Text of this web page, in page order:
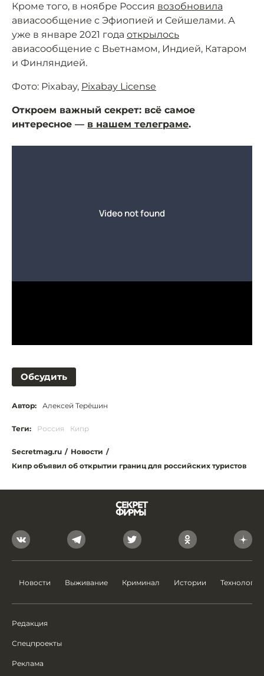
Кроме того, в ноябре Россия возобновила
авиасообщение с Эфиопией и Сейшелами. А
уже в январе 2021 года открылось
авиасообщение с Вьетнамом, Индией, Катаром
и Финляндией.
Фото: Pixabay, Pixabay License
Откроем важный секрет: всё самое
интересное — в нашем телеграме.
Обсудить
Автор: Алексей Терёшин
Теги: Россия Кипр
Secretmag.ru / Новости /
Кипр объявил об открытии границ для российских туристов
Новости Выживание Криминал Истории Технологии
Редакция
Спецпроекты
Реклама